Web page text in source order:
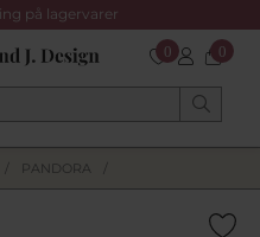
på lagervarer
0 0
PANDORA